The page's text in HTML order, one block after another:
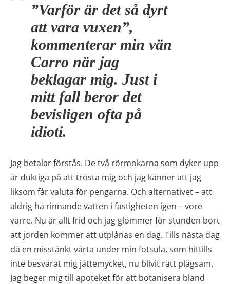
”Varför är det så dyrt
att vara vuxen”,
kommenterar min vän
Carro när jag
beklagar mig. Just i
mitt fall beror det
bevisligen ofta på
idioti.
Jag betalar förstås. De två rörmokarna som dyker upp
är duktiga på att trösta mig och jag känner att jag
liksom får valuta för pengarna. Och alternativet – att
aldrig ha rinnande vatten i fastigheten igen – vore
värre. Nu är allt frid och jag glömmer för stunden bort
att jorden kommer att utplånas en dag. Tills nästa dag
då en misstänkt vårta under min fotsula, som hittills
inte besvärat mig jättemycket, nu blivit rätt plågsam.
Jag beger mig till apoteket för att botanisera bland